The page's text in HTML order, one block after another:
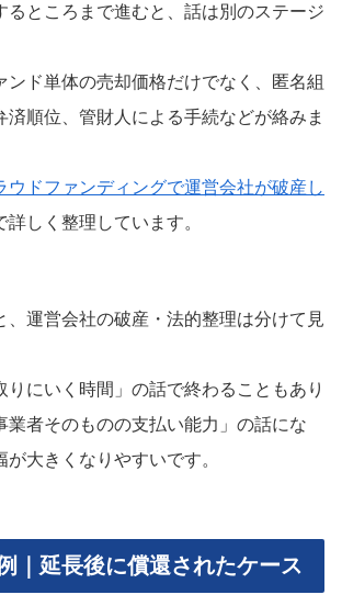
るところまで進むと、話は別のステージ
ンド単体の売却価格だけでなく、匿名組
済順位、管財人による手続などが絡みま
ウドファンディングで運営会社が破産し
詳しく整理しています。
、運営会社の破産・法的整理は分けて見
りにいく時間」の話で終わることもあり
業者そのものの支払い能力」の話にな
が大きくなりやすいです。
｜延長後に償還されたケース